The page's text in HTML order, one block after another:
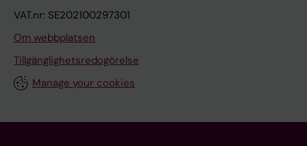
VAT.nr: SE202100297301
Om webbplatsen
Tillgänglighetsredogörelse
Manage your cookies